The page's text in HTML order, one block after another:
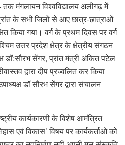
मंगलायन विश्वविद्यालय अलीगढ़ में
के सभी जिलों से आए छात्र-छात्राओं
किया गया। वर्ग के प्रथम दिवस पर वर्ग
उत्तर प्रदेश क्षेत्र के क्षेत्रीय संगठन
डॉ:सौरभ सेंगर, प्रांत मंत्री अंकित पटेल
द्वारा दीप प्रज्वलित कर किया
डॉ सौरभ सेंगर द्वारा संचालन
कार्यकारणी के विशेष आमंत्रित
एवं विकास’ विषय पर कार्यकर्ताओ को